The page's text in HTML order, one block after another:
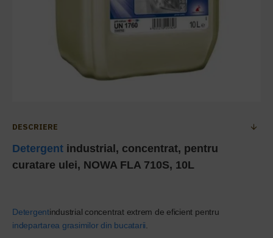
DESCRIERE
Detergent industrial, concentrat, pentru
curatare ulei, NOWA FLA 710S, 10L
Detergentindustrial concentrat extrem de eficient pentru
indepartarea grasimilor din bucatarii